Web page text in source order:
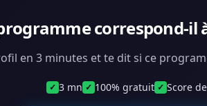
correspond-il
en 3 minutes et te dit si ce
✓ 3 mn ✓ 100% gratuit ✓ Score